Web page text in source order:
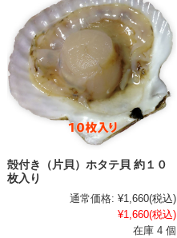
殻付き（片貝）ホタテ貝 約１０
枚入り
通常価格: ¥1,660(税込)
¥1,660(税込)
在庫 4 個